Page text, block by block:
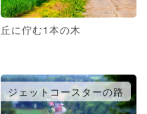
丘に佇む1本の木
ジェットコースターの路